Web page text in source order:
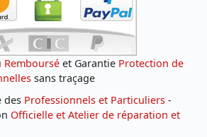
Remboursé et Garantie Protection de
sans traçage
des Professionnels et Particuliers -
Officielle et Atelier de réparation et